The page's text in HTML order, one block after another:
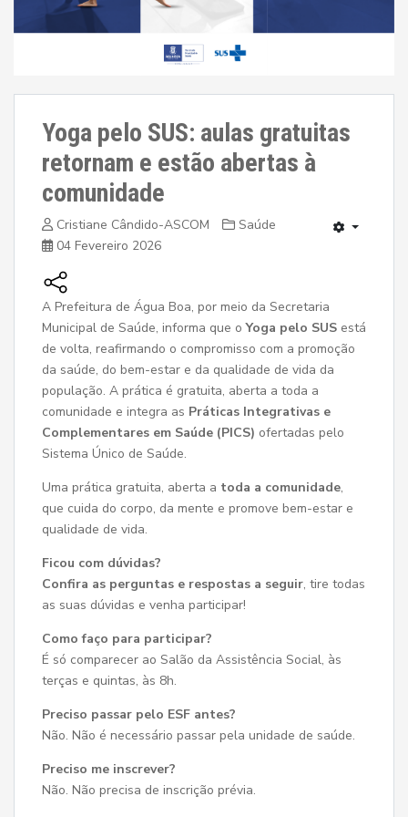
Yoga pelo SUS: aulas gratuitas
retornam e estão abertas à
comunidade
Cristiane Cândido-ASCOM
Saúde
04 Fevereiro 2026
A Prefeitura de Água Boa, por meio da Secretaria
Municipal de Saúde, informa que oYoga pelo SUS está
de volta, reafirmando o compromisso com a promoção
da saúde, do bem-estar e da qualidade de vida da
população. A prática é gratuita, aberta a toda a
comunidade e integra as Práticas Integrativas e
Complementares em Saúde (PICS) ofertadas pelo
Sistema Único de Saúde.
Uma prática gratuita, aberta a toda a comunidade,
que cuida do corpo, da mente e promove bem-estar e
qualidade de vida.
Ficou com dúvidas?
Confira as perguntas e respostas a seguir, tire todas
as suas dúvidas e venha participar!
Como faço para participar?
É só comparecer ao Salão da Assistência Social, às
terças e quintas, às 8h.
Preciso passar pelo ESF antes?
Não. Não é necessário passar pela unidade de saúde.
Preciso me inscrever?
Não. Não precisa de inscrição prévia.